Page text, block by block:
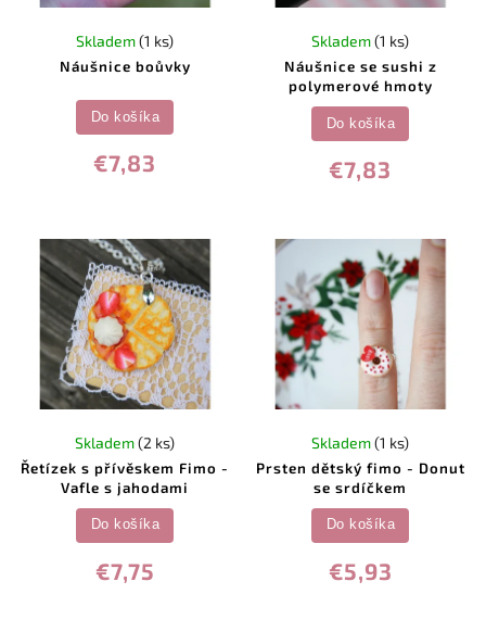
Náušnice boůvky
Skladem(1 ks)
€7,83
Do košíka
Náušnice se sushi z
polymerové hmoty
Skladem(1 ks)
€7,83
Do košíka
Řetízek s přívěskem Fimo -
Vafle s jahodami
Skladem(2 ks)
€7,75
Do košíka
Prsten dětský fimo - Donut
se srdíčkem
Skladem(1 ks)
€5,93
Do košíka